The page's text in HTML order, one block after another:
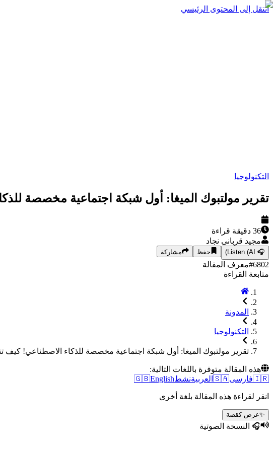
انتقل إلى المحتوى الرئيسي
التكنولوجيا
تقرير مولتبوك الميغا: أول شبكة اجتماعية مخصصة
36 دقيقة قراءة
مجید قربانی نجاد
🎧
Listen (AI) حفظ مشاركة
#6802 معرف المقالة
متابعة القراءة
المدونة
التكنولوجيا
تقرير مولتبوك الميغا: أول شبكة اجتماعية مخصصة للذكاء الاصطناعي! كيف
هذه المقالة متوفرة باللغات التالية:
🇮🇷فارسی🇸🇦 العربيةنشط 🇬🇧English
انقر لقراءة هذه المقالة بلغة أخرى
✨عرض كقصة
🎧 النسخة الصوتية